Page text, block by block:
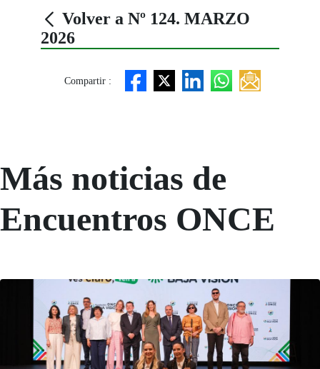
Volver a Nº 124. MARZO
2026
Compartir :
Más noticias de
Encuentros ONCE